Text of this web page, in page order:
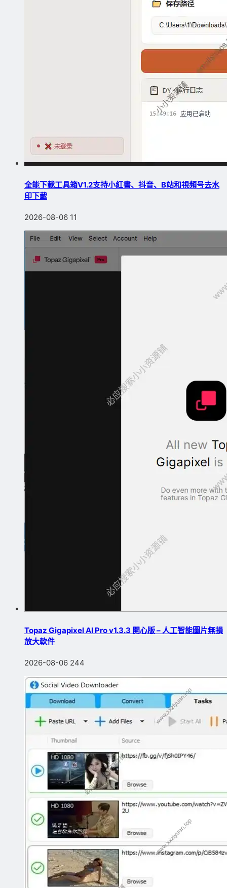
全能下載工具箱V1.2支持小紅書、抖音、B站和視頻号去水
印下載
2026-08-06 11
Topaz Gigapixel AI Pro v1.3.3 開心版 – 人工智能圖片無損
放大軟件
2026-08-06 244